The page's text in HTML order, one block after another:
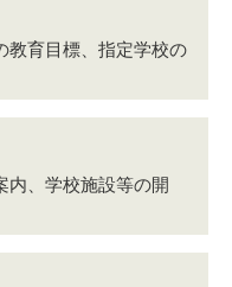
教育目標、指定学校の
内、学校施設等の開